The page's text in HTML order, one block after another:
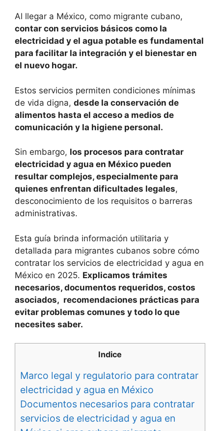
Al llegar a México, como migrante cubano,
contar con servicios básicos como la
electricidad y el agua potable es fundamental
para facilitar la integración y el bienestar en
el nuevo hogar.
Estos servicios permiten condiciones mínimas
de vida digna, desde la conservación de
alimentos hasta el acceso a medios de
comunicación y la higiene personal.
Sin embargo, los procesos para contratar
electricidad y agua en México pueden
resultar complejos, especialmente para
quienes enfrentan dificultades legales,
desconocimiento de los requisitos o barreras
administrativas.
Esta guía brinda información utilitaria y
detallada para migrantes cubanos sobre cómo
contratar los servicios de electricidad y agua en
México en 2025. Explicamos trámites
necesarios, documentos requeridos, costos
asociados, recomendaciones prácticas para
evitar problemas comunes y todo lo que
necesites saber.
Indice
Marco legal y regulatorio para contratar
electricidad y agua en México
Documentos necesarios para contratar
servicios de electricidad y agua en